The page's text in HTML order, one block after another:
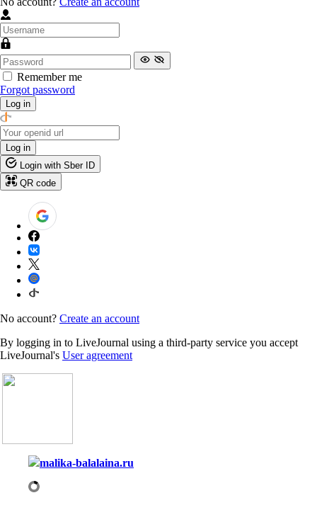
Remember me
Forgot password
Log in
Log in
Login with Sber ID
QR code
No account? Create an account
By logging in to LiveJournal using a third-party service you accept
LiveJournal's User agreement
malika-balalaina.ru